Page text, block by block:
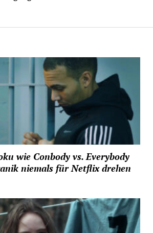
wie Conbody vs. Everybody
niemals für Netflix drehen